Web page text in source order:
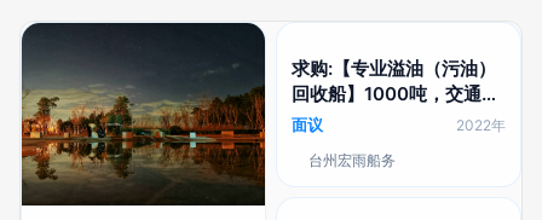
求购:【专业溢油（污油）
回收船】1000吨，交通部
运力
面议
2022年
台州宏雨船务